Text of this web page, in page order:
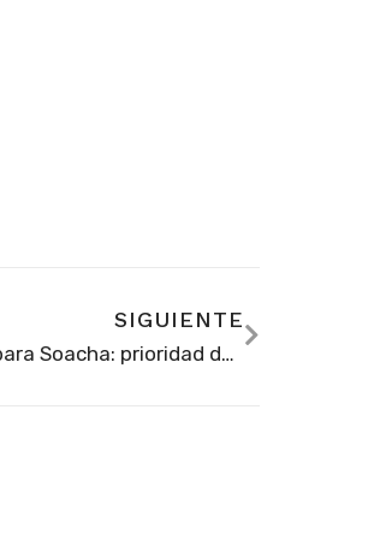
SIGUIENTE
Entornos seguros para Soacha: prioridad del alcalde ‘Perico’